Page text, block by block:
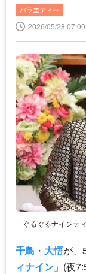
バラエティー
2026/05/28 07:00
「ぐるぐるナインテ
千鳥 ・ 大悟が、
ィナイン 」(夜